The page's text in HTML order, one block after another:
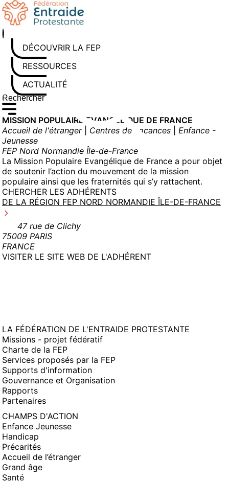
Aller
au
contenu
DÉCOUVRIR LA FEP
RESSOURCES
ACTUALITÉS
Rechercher sur le site
Saisissez au moins 3 caractères pour lancer la recherche
MISSION POPULAIRE EVANGELIQUE DE FRANCE
Accueil de l'étranger| Centres de vacances
Enfance -
Jeunesse
FEP Nord Normandie Île-de-France
La Mission Populaire Evangélique de France a pour objet
de soutenir l’action du mouvement de la mission
populaire ainsi que les fraternités qui s’y rattachent.
CHERCHER LES ADHÉRENTS
DE LA RÉGION FEP NORD NORMANDIE ÎLE-DE-FRANCE
47 rue de Clichy
75009 PARIS
FRANCE
VISITER LE SITE WEB DE L'ADHÉRENT(NOUVELLE
LA FÉDÉRATION DE L'ENTRAIDE PROTESTANTE
Missions - projet fédératif
Charte de la FEP
Services proposés par la FEP
Supports d'information
Gouvernance et Organisation
Rapports
Partenaires
CHAMPS D'ACTION
Enfance Jeunesse
Handicap
Précarités
Accueil de l’étranger
Grand âge
Santé